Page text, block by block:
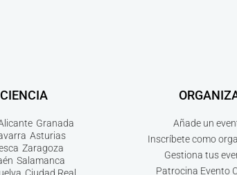
Granada
Asturias
Zaragoza
Salamanca
Añade un
Inscríbete como
Gestiona tus
Patrocina Evento